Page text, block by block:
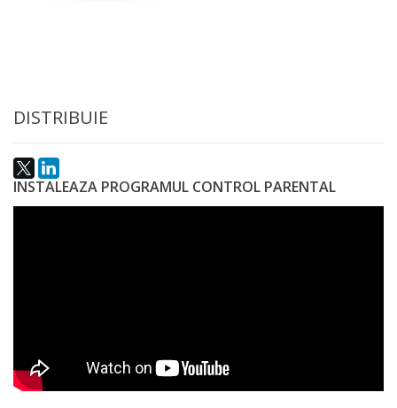
DISTRIBUIE
INSTALEAZA PROGRAMUL CONTROL PARENTAL